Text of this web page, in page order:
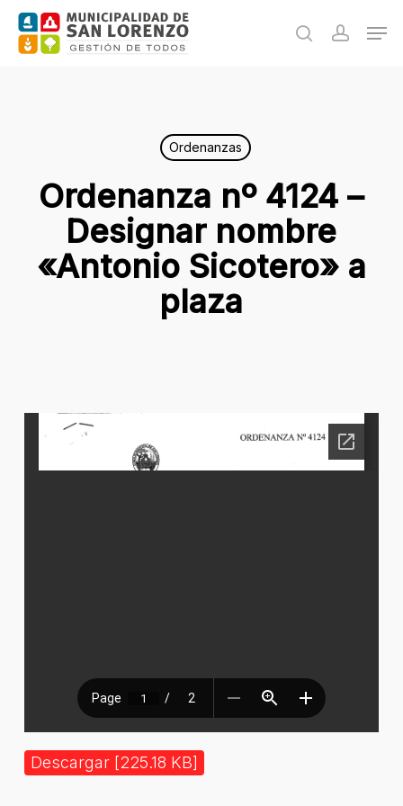
Skip
search
Ordenanzas
Ordenanza nº 4124 –
Designar nombre
«Antonio Sicotero» a
plaza
Descargar [225.18 KB]